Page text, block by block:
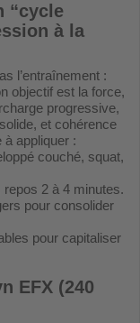
“cycle
à la
l’entraînement :
objectif est la force,
progressive,
et cohérence
appliquer :
couché, squat,
repos 2 à 4 minutes.
pour consolider
pour capitaliser
EFX (240